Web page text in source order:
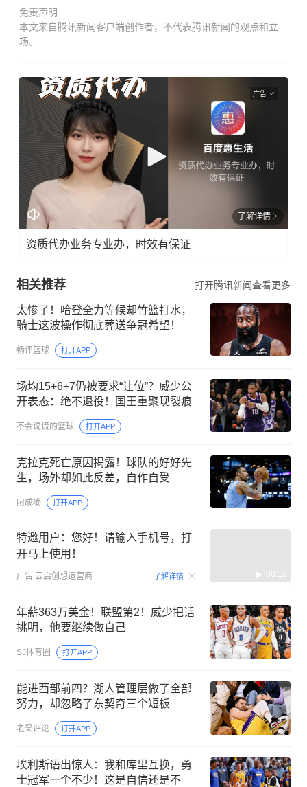
免责声明
本文来自腾讯新闻客户端创作者，不代表腾讯新闻的观点和立
场。
广告
了解详情
资质代办业务专业办，时效有保证
相关推荐 打开腾讯新闻查看更多
太惨了！哈登全力等候却竹篮打水，
骑士这波操作彻底葬送争冠希望！
畅评篮球 打开APP
场均15+6+7仍被要求“让位”？威少公
开表态：绝不退役！国王重聚现裂痕
不会说谎的篮球 打开APP
克拉克死亡原因揭露！球队的好好先
生，场外却如此反差，自作自受
阿成嘞 打开APP
特邀用户：您好！请输入手机号，打
开马上使用！
广告 云启创想运营商 了解详情 00:15
年薪363万美金！联盟第2！威少把话
挑明，他要继续做自己
SJ体育圈 打开APP
能进西部前四？湖人管理层做了全部
努力，却忽略了东契奇三个短板
老梁评论 打开APP
埃利斯语出惊人：我和库里互换，勇
士冠军一个不少！这是自信还是不